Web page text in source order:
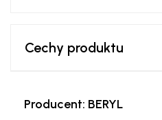
Cechy produktu
Producent: BERYL